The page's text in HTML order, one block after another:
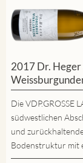
2017 Dr. Heger
Die VDP.GROSSE
südwestlichen
und
Bodenstruktur mit